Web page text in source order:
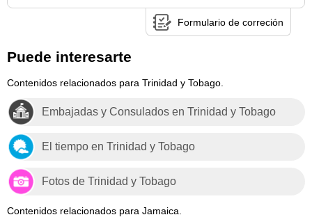
Formulario de correción
Puede interesarte
Contenidos relacionados para Trinidad y Tobago.
Embajadas y Consulados en Trinidad y Tobago
El tiempo en Trinidad y Tobago
Fotos de Trinidad y Tobago
Contenidos relacionados para Jamaica.